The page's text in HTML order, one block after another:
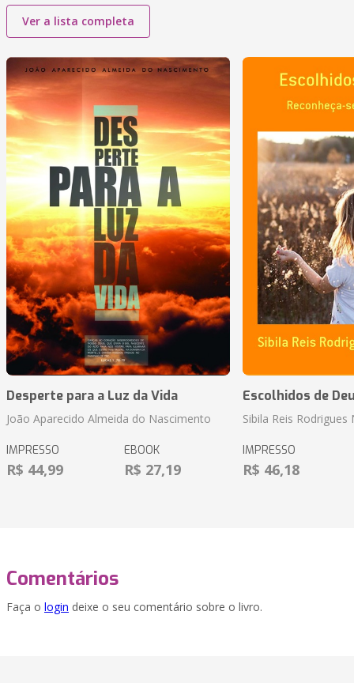
Ver a lista completa
Desperte para a Luz da Vida
João Aparecido Almeida do Nascimento
IMPRESSO
R$ 44,99
EBOOK
R$ 27,19
Escolhidos de
Sibila Reis
IMPRESSO
R$ 46,18
Comentários
Faça o login deixe o seu comentário sobre o livro.